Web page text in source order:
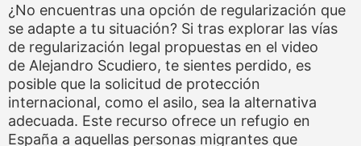
¿No encuentras una opción de regularización que
se adapte a tu situación? Si tras explorar las vías
de regularización legal propuestas en el video
de Alejandro Scudiero, te sientes perdido, es
posible que la solicitud de protección
internacional, como el asilo, sea la alternativa
adecuada. Este recurso ofrece un refugio en
España a aquellas personas migrantes que